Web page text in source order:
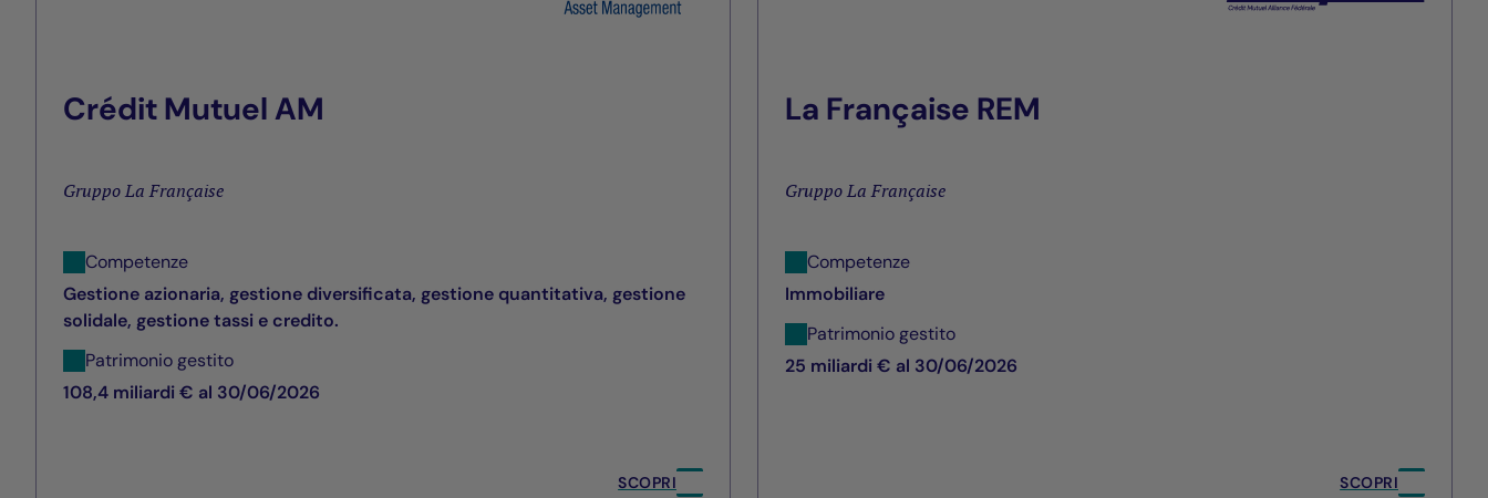
Crédit Mutuel AM
Gruppo La Française
Competenze
Gestione azionaria, gestione diversificata, gestione quantitativa, gestione
solidale, gestione tassi e credito.
Patrimonio gestito
108,4 miliardi € al 30/06/2026
SCOPRI
La Française REM
Gruppo La Française
Competenze
Immobiliare
Patrimonio gestito
25 miliardi € al 30/06/2026
SCOPRI